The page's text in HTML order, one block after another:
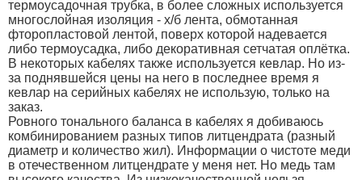
термоусадочная трубка, в более сложных используется
многослойная изоляция - х/б лента, обмотанная
фторопластовой лентой, поверх которой надевается
либо термоусадка, либо декоративная сетчатая оплётка.
В некоторых кабелях также используется кевлар. Но из-
за поднявшейся цены на него в последнее время я
кевлар на серийных кабелях не использую, только на
заказ.
Ровного тонального баланса в кабелях я добиваюсь
комбинированием разных типов литцендрата (разный
диаметр и количество жил). Информации о чистоте меди
в отечественном литцендрате у меня нет. Но медь там